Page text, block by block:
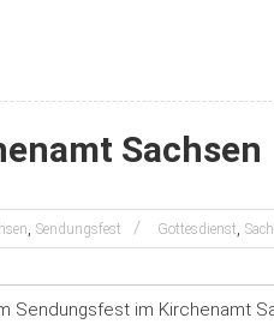
Sachsen
, Sendungsfest Gottesdienst,